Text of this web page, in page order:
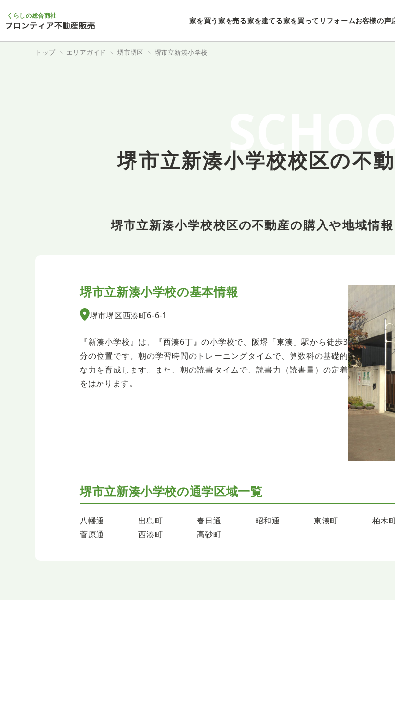
くらしの総合商社
家を買う 家を売る家を建てる家を買ってリフォームお客様の声
トップ エリアガイド 堺市堺区 堺市立新湊小学校
堺市立新湊小学校校区の不
堺市立新湊小学校校区の不動産の購入や地域情
堺市立新湊小学校の基本情報
堺市堺区西湊町6-6-1
『新湊小学校』は、『西湊6丁』の小学校で、阪堺「東湊」駅から徒歩3
分の位置です。朝の学習時間のトレーニングタイムで、算数科の基礎的
な力を育成します。また、朝の読書タイムで、読書力（読書量）の定着
をはかります。
堺市立新湊小学校の通学区域一覧
八幡通 出島町 春日通 昭和通 東湊町 柏木
菅原通
西湊町 高砂町